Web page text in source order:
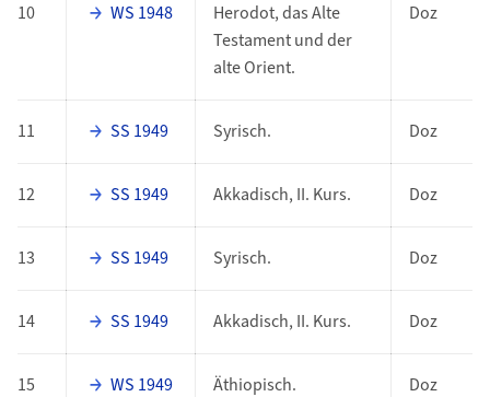
10 WS 1948
Herodot, das Alte
Testament und der
alte Orient.
Doz
11 SS 1949 Syrisch. Doz
12 SS 1949 Akkadisch, II. Kurs. Doz
13 SS 1949 Syrisch. Doz
14 SS 1949 Akkadisch, II. Kurs. Doz
15 WS 1949 Äthiopisch. Doz